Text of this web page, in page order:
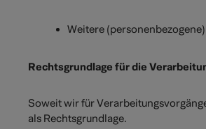
Weitere
Rechtsgrundlage für die
Soweit wir für
als Rechtsgrundlage.